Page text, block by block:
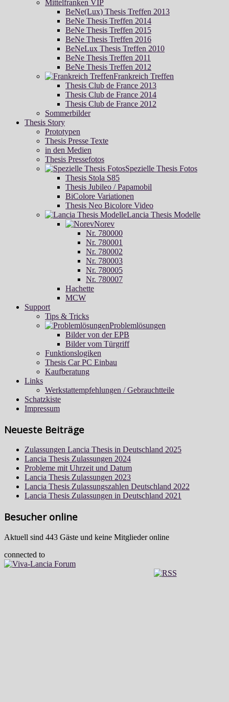
Mittelfranken VIP
BeNe(Lux) Thesis Treffen 2013
BeNe Thesis Treffen 2014
BeNe Thesis Treffen 2015
BeNe Thesis Treffen 2016
BeNeLux Thesis Treffen 2010
BeNe Thesis Treffen 2011
BeNe Thesis Treffen 2012
Frankreich Treffen
Thesis Club de France 2013
Thesis Club de France 2014
Thesis Club de France 2012
Sommerbilder
Thesis Story
Prototypen
Thesis Presse Texte
in den Medien
Thesis Pressefotos
Spezielle Thesis Fotos
Thesis Stola S85
Thesis Jubileo / Papamobil
BiColore Variationen
Thesis Neo Bicolore Video
Lancia Thesis Modelle
Norev
Nr. 780000
Nr. 780001
Nr. 780002
Nr. 780003
Nr. 780005
Nr. 780007
Hachette
MCW
Support
Tips & Tricks
Problemlösungen
Bilder von der EPB
Bilder vom Türgriff
Funktionslogiken
Thesis Car PC Einbau
Kaufberatung
Links
Werkstattempfehlungen / Gebrauchtteile
Schatzkiste
Impressum
Neueste Beiträge
Zulassungen Lancia Thesis in Deutschland 2025
Lancia Thesis Zulassungen 2024
Probleme mit Uhrzeit und Datum
Lancia Thesis Zulassungen 2023
Lancia Thesis Zulassungszahlen Deutschland 2022
Lancia Thesis Zulassungen in Deutschland 2021
Besucher online
Aktuell sind 443 Gäste und keine Mitglieder online
connected to